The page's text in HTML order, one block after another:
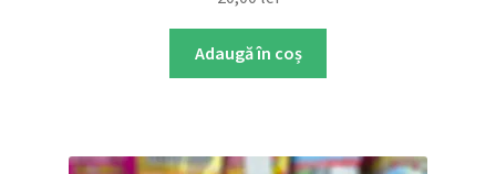
Adaugă în coș